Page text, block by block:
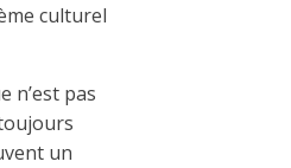
culturel
n’est pas
un